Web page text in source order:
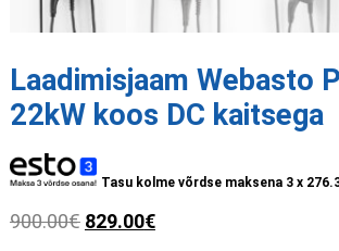
Laadimisjaam Webasto
22kW koos DC kaitsega
Tasu kolme võrdse maksena 3 x
900.00€ 829.00€